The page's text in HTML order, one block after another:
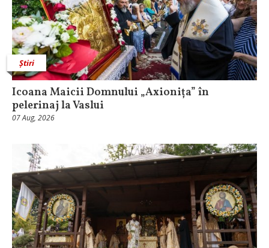
Știri
Icoana Maicii Domnului „Axionița” în
pelerinaj la Vaslui
07 Aug, 2026